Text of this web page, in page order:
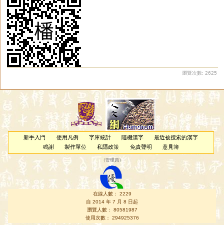
瀏覽次數: 2625
新手入門 使用凡例 字庫統計 隨機漢字
最近被搜索的漢字
鳴謝
製作單位 私隱政策 免責聲明 意見簿
（管理員 ）
在線人數： 2229
自 2014 年 7 月 8 日起
瀏覽人數： 80581987
使用次數： 294925376